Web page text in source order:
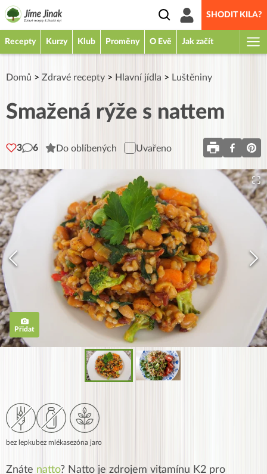
SHODIT KILA?
Recepty Kurzy Klub Proměny O Evě Jak začít
Domů > Zdravé recepty > Hlavní jídla > Luštěniny
Smažená rýže s nattem
3 6 Do oblíbených Uvařeno
Přidat
bez lepku bez mlékasezóna jaro
Znáte natto? Natto je zdrojem vitamínu K2 pro